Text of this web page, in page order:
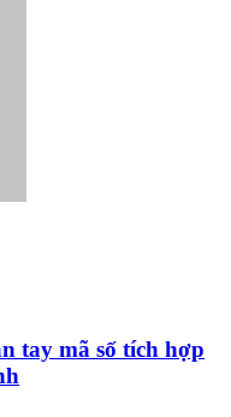
tay mã số tích hợp